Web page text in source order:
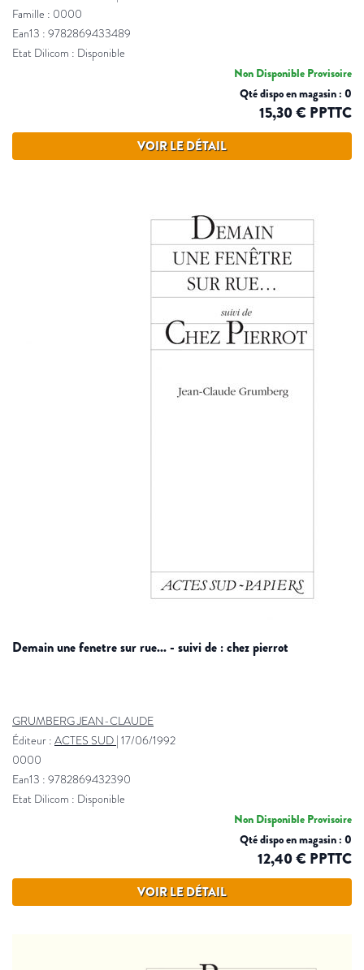
Famille : 0000
Ean13 : 9782869433489
Etat Dilicom : Disponible
Non Disponible Provisoire
Qté dispo en magasin : 0
15,30 € PPTTC
VOIR LE DÉTAIL
demain une fenetre sur rue... - suivi de : chez pierrot
GRUMBERG JEAN-CLAUDE
Éditeur : ACTES SUD | 17/06/1992
0000
Ean13 : 9782869432390
Etat Dilicom : Disponible
Non Disponible Provisoire
Qté dispo en magasin : 0
12,40 € PPTTC
VOIR LE DÉTAIL